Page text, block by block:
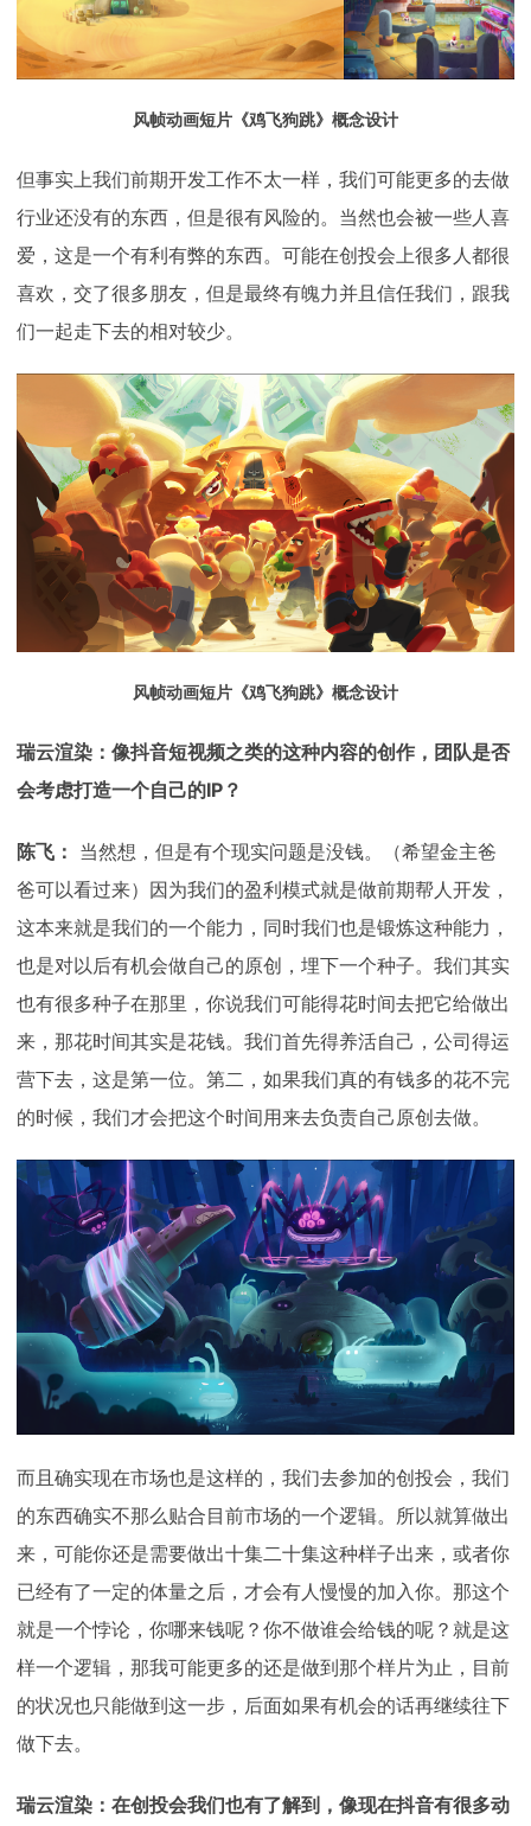
风帧动画短片《鸡飞狗跳》概念设计
但事实上我们前期开发工作不太一样，我们可能更多的去做
行业还没有的东西，但是很有风险的。当然也会被一些人喜
爱，这是一个有利有弊的东西。可能在创投会上很多人都很
喜欢，交了很多朋友，但是最终有魄力并且信任我们，跟我
们一起走下去的相对较少。
风帧动画短片《鸡飞狗跳》概念设计
瑞云渲染：像抖音短视频之类的这种内容的创作，团队是否
会考虑打造一个自己的IP？
陈飞： 当然想，但是有个现实问题是没钱。（希望金主爸
爸可以看过来）因为我们的盈利模式就是做前期帮人开发，
这本来就是我们的一个能力，同时我们也是锻炼这种能力，
也是对以后有机会做自己的原创，埋下一个种子。我们其实
也有很多种子在那里，你说我们可能得花时间去把它给做出
来，那花时间其实是花钱。我们首先得养活自己，公司得运
营下去，这是第一位。第二，如果我们真的有钱多的花不完
的时候，我们才会把这个时间用来去负责自己原创去做。
而且确实现在市场也是这样的，我们去参加的创投会，我们
的东西确实不那么贴合目前市场的一个逻辑。所以就算做出
来，可能你还是需要做出十集二十集这种样子出来，或者你
已经有了一定的体量之后，才会有人慢慢的加入你。那这个
就是一个悖论，你哪来钱呢？你不做谁会给钱的呢？就是这
样一个逻辑，那我可能更多的还是做到那个样片为止，目前
的状况也只能做到这一步，后面如果有机会的话再继续往下
做下去。
瑞云渲染：在创投会我们也有了解到，像现在抖音有很多动